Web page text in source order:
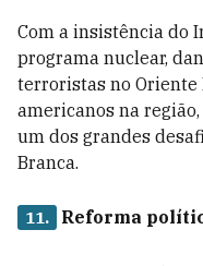
Com a insistência do
programa nuclear,
terroristas no Oriente
americanos na
um dos grandes
Branca.
11. Reforma